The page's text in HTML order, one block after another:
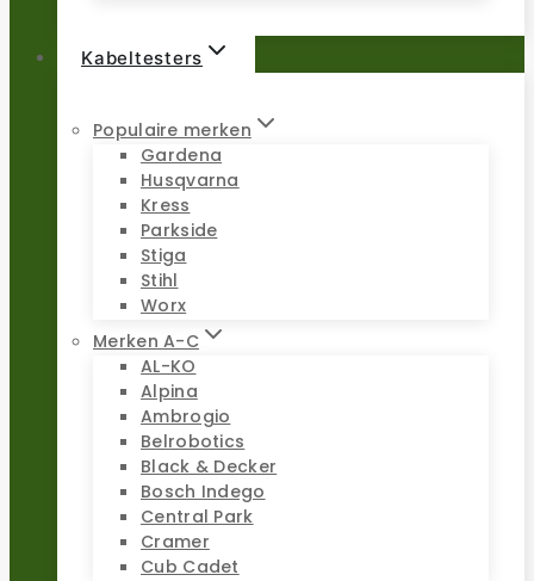
Kabeltesters
Populaire merken
Gardena
Husqvarna
Kress
Parkside
Stiga
Stihl
Worx
Merken A-C
AL-KO
Alpina
Ambrogio
Belrobotics
Black & Decker
Bosch Indego
Central Park
Cramer
Cub Cadet